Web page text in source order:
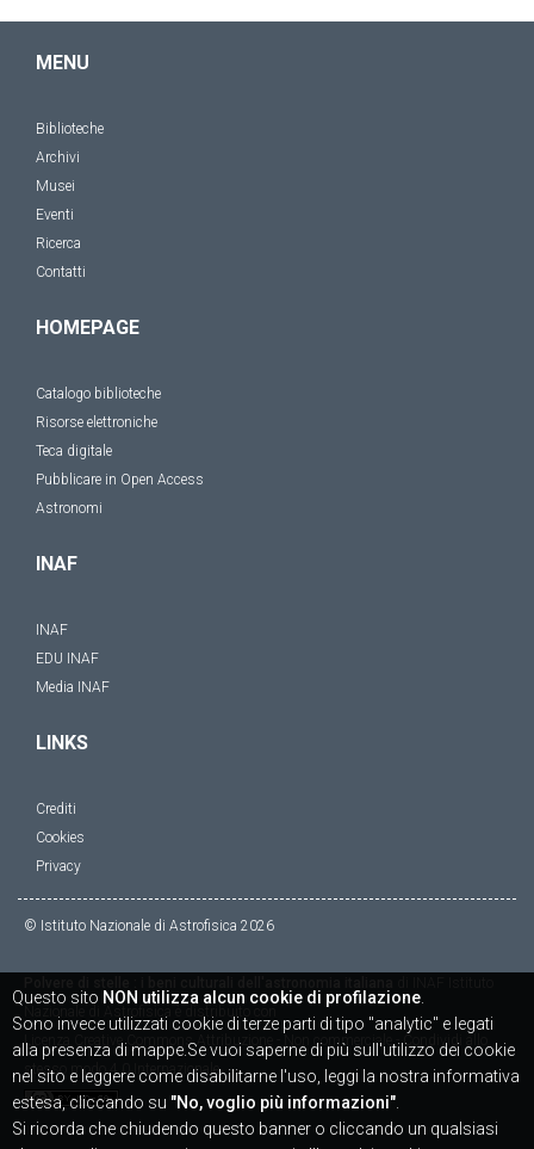
MENU
Biblioteche
Archivi
Musei
Eventi
Ricerca
Contatti
HOMEPAGE
Catalogo biblioteche
Risorse elettroniche
Teca digitale
Pubblicare in Open Access
Astronomi
INAF
INAF
EDU INAF
Media INAF
LINKS
Crediti
Cookies
Privacy
© Istituto Nazionale di Astrofisica 2026
Licenza
Creative Commons Attribuzione - Non commerciale - Condividi allo
stesso modo 4.0 Internazionale
Questo sito NON utilizza alcun cookie di profilazione
Sono invece utilizzati cookie di terze parti di tipo "analytic" e legati
alla presenza di mappe.Se vuoi saperne di più sull'utilizzo dei cookie
nel sito e leggere come disabilitarne l'uso, leggi la nostra informativa
estesa, cliccando su "No, voglio più informazioni"
Si ricorda che chiudendo questo banner o cliccando un qualsiasi